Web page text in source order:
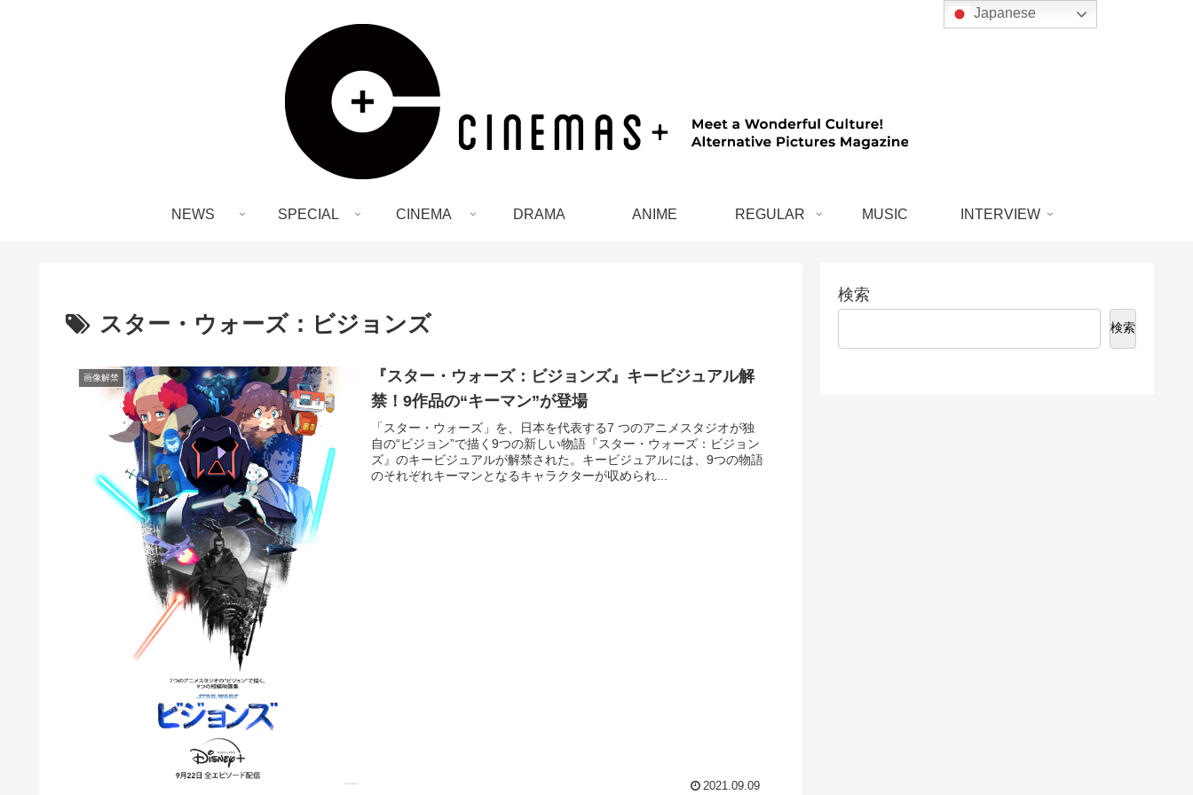
NEWS SPECIAL CINEMA DRAMA ANIME REGULAR MUSIC INTERVIEW
スター・ウォーズ：ビジョンズ
画像解禁
『スター・ウォーズ：ビジョンズ』キービジュアル解
禁！9作品の“キーマン”が登場
「スター・ウォーズ」を、日本を代表する7 つのアニメスタジオが独
自の“ビジョン”で描く9つの新しい物語『スター・ウォーズ：ビジョン
ズ』のキービジュアルが解禁された。キービジュアルには、9つの物語
のそれぞれキーマンとなるキャラクターが収められ...
2021.09.09
検索
検索
Japanese